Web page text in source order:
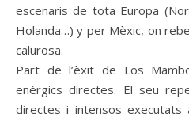
escenaris de tota Europa
Holanda…) y per Mèxic, on
calurosa.
Part de l’èxit de Los
enèrgics directes. El seu
directes i intensos executats